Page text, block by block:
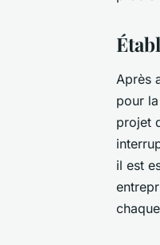
Après
pour
projet
il est